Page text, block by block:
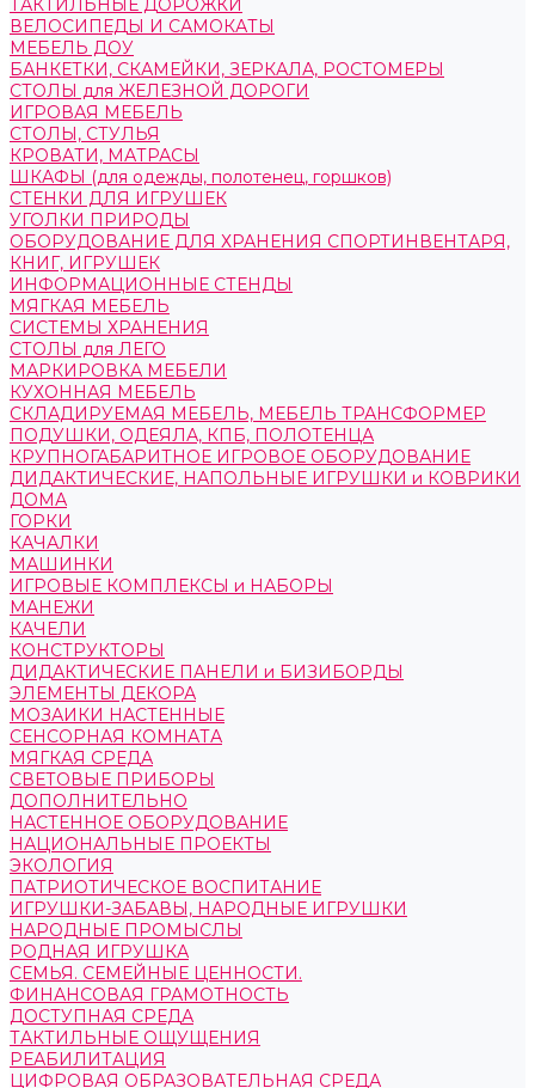
ТАКТИЛЬНЫЕ ДОРОЖКИ
ВЕЛОСИПЕДЫ И САМОКАТЫ
МЕБЕЛЬ ДОУ
БАНКЕТКИ, СКАМЕЙКИ, ЗЕРКАЛА, РОСТОМЕРЫ
СТОЛЫ для ЖЕЛЕЗНОЙ ДОРОГИ
ИГРОВАЯ МЕБЕЛЬ
СТОЛЫ, СТУЛЬЯ
КРОВАТИ, МАТРАСЫ
ШКАФЫ (для одежды, полотенец, горшков)
СТЕНКИ ДЛЯ ИГРУШЕК
УГОЛКИ ПРИРОДЫ
ОБОРУДОВАНИЕ ДЛЯ ХРАНЕНИЯ СПОРТИНВЕНТАРЯ,
КНИГ, ИГРУШЕК
ИНФОРМАЦИОННЫЕ СТЕНДЫ
МЯГКАЯ МЕБЕЛЬ
СИСТЕМЫ ХРАНЕНИЯ
СТОЛЫ для ЛЕГО
МАРКИРОВКА МЕБЕЛИ
КУХОННАЯ МЕБЕЛЬ
СКЛАДИРУЕМАЯ МЕБЕЛЬ, МЕБЕЛЬ ТРАНСФОРМЕР
ПОДУШКИ, ОДЕЯЛА, КПБ, ПОЛОТЕНЦА
КРУПНОГАБАРИТНОЕ ИГРОВОЕ ОБОРУДОВАНИЕ
ДИДАКТИЧЕСКИЕ, НАПОЛЬНЫЕ ИГРУШКИ и КОВРИКИ
ДОМА
ГОРКИ
КАЧАЛКИ
МАШИНКИ
ИГРОВЫЕ КОМПЛЕКСЫ и НАБОРЫ
МАНЕЖИ
КАЧЕЛИ
КОНСТРУКТОРЫ
ДИДАКТИЧЕСКИЕ ПАНЕЛИ и БИЗИБОРДЫ
ЭЛЕМЕНТЫ ДЕКОРА
МОЗАИКИ НАСТЕННЫЕ
СЕНСОРНАЯ КОМНАТА
МЯГКАЯ СРЕДА
СВЕТОВЫЕ ПРИБОРЫ
ДОПОЛНИТЕЛЬНО
НАСТЕННОЕ ОБОРУДОВАНИЕ
НАЦИОНАЛЬНЫЕ ПРОЕКТЫ
ЭКОЛОГИЯ
ПАТРИОТИЧЕСКОЕ ВОСПИТАНИЕ
ИГРУШКИ-ЗАБАВЫ, НАРОДНЫЕ ИГРУШКИ
НАРОДНЫЕ ПРОМЫСЛЫ
РОДНАЯ ИГРУШКА
СЕМЬЯ. СЕМЕЙНЫЕ ЦЕННОСТИ.
ФИНАНСОВАЯ ГРАМОТНОСТЬ
ДОСТУПНАЯ СРЕДА
ТАКТИЛЬНЫЕ ОЩУЩЕНИЯ
РЕАБИЛИТАЦИЯ
ЦИФРОВАЯ ОБРАЗОВАТЕЛЬНАЯ СРЕДА